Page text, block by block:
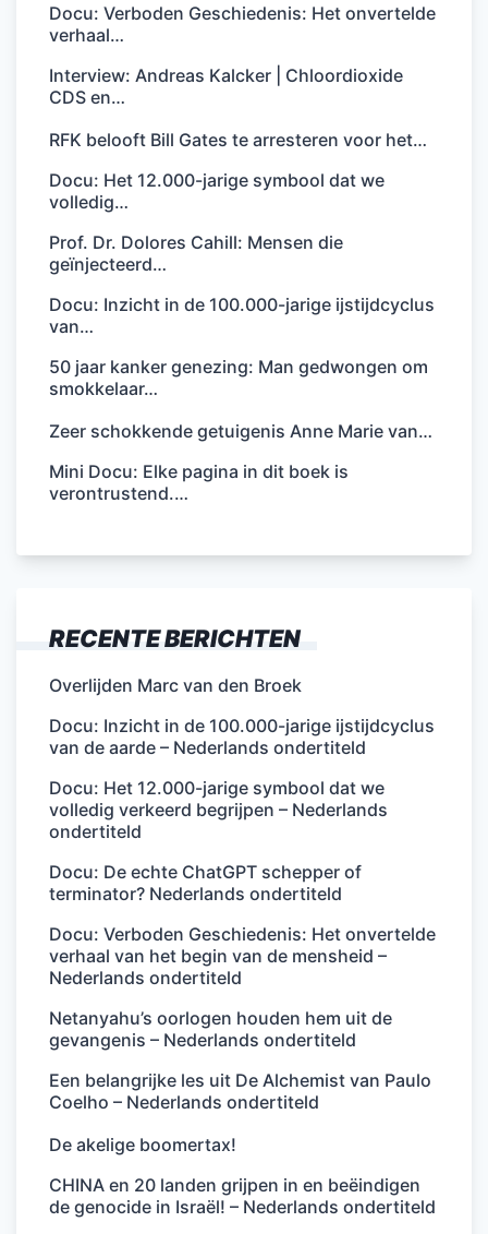
Docu: Verboden Geschiedenis: Het onvertelde
verhaal…
Interview: Andreas Kalcker | Chloordioxide
CDS en…
RFK belooft Bill Gates te arresteren voor het…
Docu: Het 12.000-jarige symbool dat we
volledig…
Prof. Dr. Dolores Cahill: Mensen die
geïnjecteerd…
Docu: Inzicht in de 100.000-jarige ijstijdcyclus
van…
50 jaar kanker genezing: Man gedwongen om
smokkelaar…
Zeer schokkende getuigenis Anne Marie van…
Mini Docu: Elke pagina in dit boek is
verontrustend.…
RECENTE BERICHTEN
Overlijden Marc van den Broek
Docu: Inzicht in de 100.000-jarige ijstijdcyclus
van de aarde – Nederlands ondertiteld
Docu: Het 12.000-jarige symbool dat we
volledig verkeerd begrijpen – Nederlands
ondertiteld
Docu: De echte ChatGPT schepper of
terminator? Nederlands ondertiteld
Docu: Verboden Geschiedenis: Het onvertelde
verhaal van het begin van de mensheid –
Nederlands ondertiteld
Netanyahu’s oorlogen houden hem uit de
gevangenis – Nederlands ondertiteld
Een belangrijke les uit De Alchemist van Paulo
Coelho – Nederlands ondertiteld
De akelige boomertax!
CHINA en 20 landen grijpen in en beëindigen
de genocide in Israël! – Nederlands ondertiteld